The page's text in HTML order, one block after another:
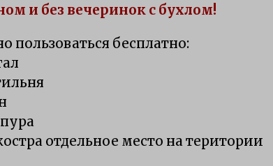
и без вечеринок с бухлом!
пользоваться бесплатно:
отдельное место на територии